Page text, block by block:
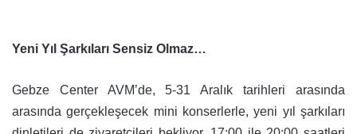
Yeni Yıl Şarkıları Sensiz Olmaz…
Gebze Center AVM’de, 5-31 Aralık tarihleri arasında
arasında gerçekleşecek mini konserlerle, yeni yıl şarkıları